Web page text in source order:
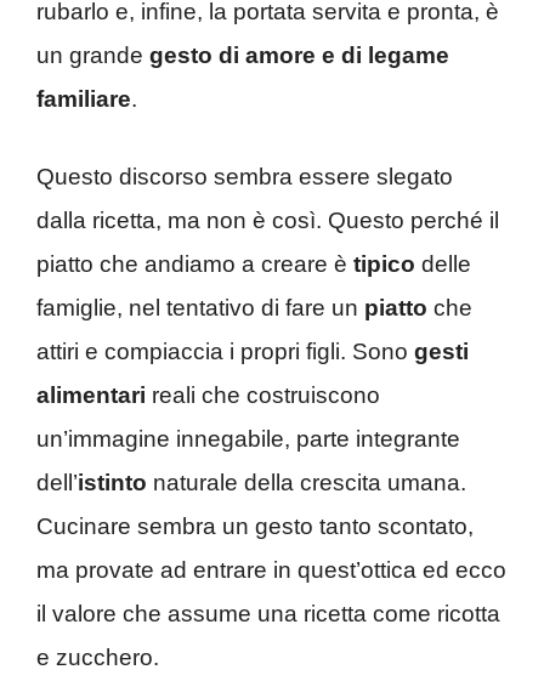
rubarlo e, infine, la portata servita e pronta, è
un grande gesto di amore e di legame
familiare.
Questo discorso sembra essere slegato
dalla ricetta, ma non è così. Questo perché il
piatto che andiamo a creare è tipico delle
famiglie, nel tentativo di fare un piatto che
attiri e compiaccia i propri figli. Sono gesti
alimentari reali che costruiscono
un’immagine innegabile, parte integrante
dell’istinto naturale della crescita umana.
Cucinare sembra un gesto tanto scontato,
ma provate ad entrare in quest’ottica ed ecco
il valore che assume una ricetta come ricotta
e zucchero.